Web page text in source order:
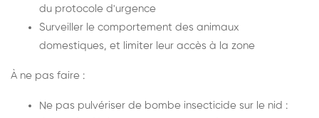
du protocole d'urgence
Surveiller le comportement des animaux
domestiques, et limiter leur accès à la zone
À ne pas faire :
Ne pas pulvériser de bombe insecticide sur le nid :